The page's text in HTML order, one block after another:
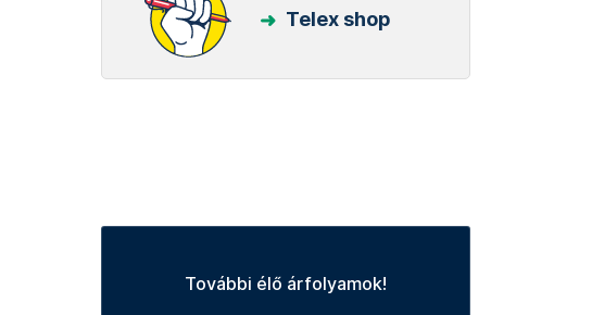
Telex shop
További élő árfolyamok!